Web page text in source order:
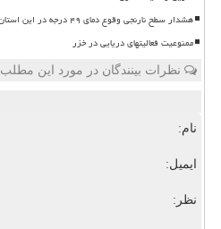
هشدار سطح نارنجی وقوع دمای ۴۹ درجه در این استان
ممنوعیت فعالیتهای دریایی در خزر
نظرات بینندگان در مورد این مطلب
نام:
ایمیل:
نظر: